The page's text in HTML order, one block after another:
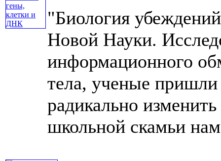
"Биология
Новой Науки.
информационного
тела, ученые
радикально
школьной скамьи